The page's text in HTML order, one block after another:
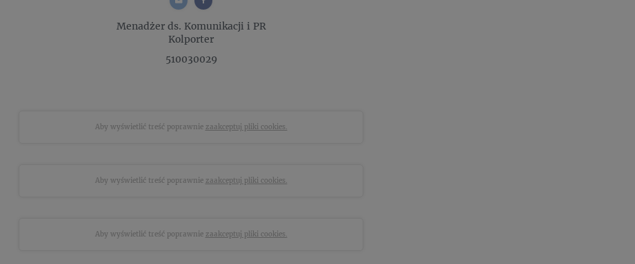
Menadżer ds. Komunikacji i PR
Kolporter
510030029
Aby wyświetlić treść poprawnie zaakceptuj pliki cookies.
Aby wyświetlić treść poprawnie zaakceptuj pliki cookies.
Aby wyświetlić treść poprawnie zaakceptuj pliki cookies.